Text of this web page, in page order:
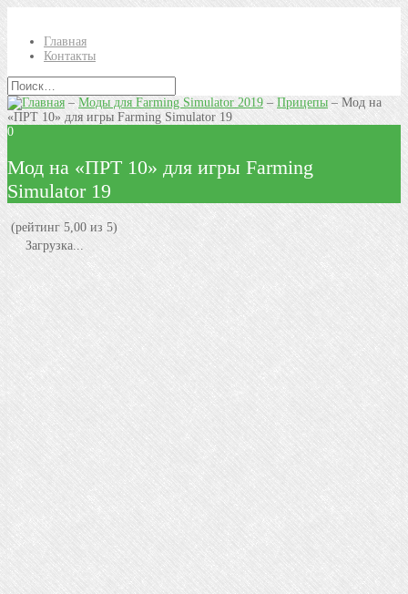
Главная
Контакты
–Моды для Farming Simulator 2019 – Прицепы – Мод на
«ПРТ 10» для игры Farming Simulator 19
0
Мод на «ПРТ 10» для игры Farming
Simulator 19
(рейтинг 5,00 из 5)
Загрузка...